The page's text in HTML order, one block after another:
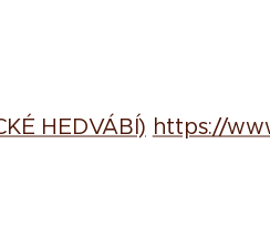
HEDVÁBÍ) https://